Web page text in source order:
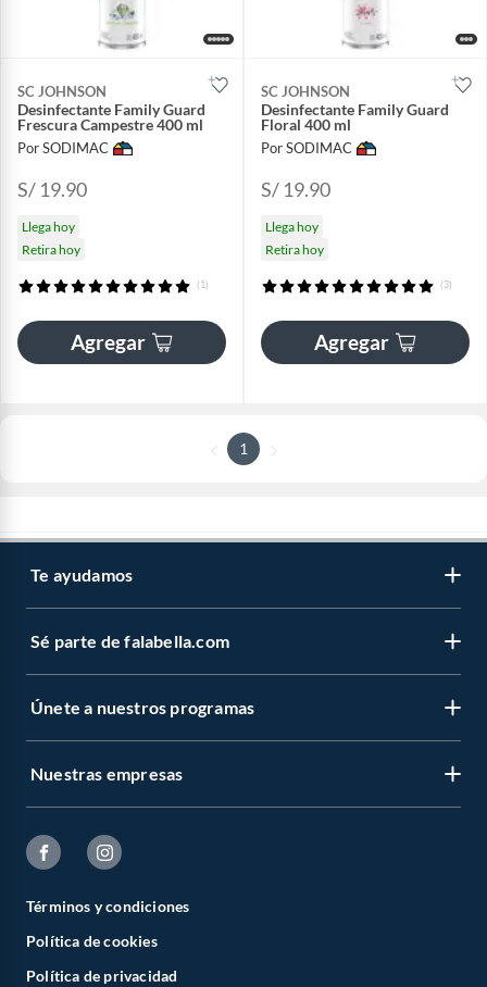
SC JOHNSON
Desinfectante Family Guard
Frescura Campestre 400 ml
Por SODIMAC
S/ 19.90
Llega hoy
Retira hoy
(1)
Agregar
SC JOHNSON
Desinfectante Family Guard
Floral 400 ml
Por SODIMAC
S/ 19.90
Llega hoy
Retira hoy
(3)
Agregar
1
Te ayudamos
Sé parte de falabella.com
Únete a nuestros programas
Nuestras empresas
Términos y condiciones
Política de cookies
Política de privacidad